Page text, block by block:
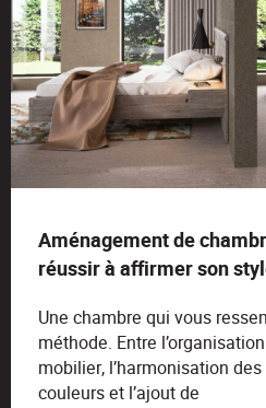
Aménagement de
réussir à affirmer son
Une chambre qui vous
méthode. Entre
mobilier, l’harmonisation
couleurs et l’ajout de